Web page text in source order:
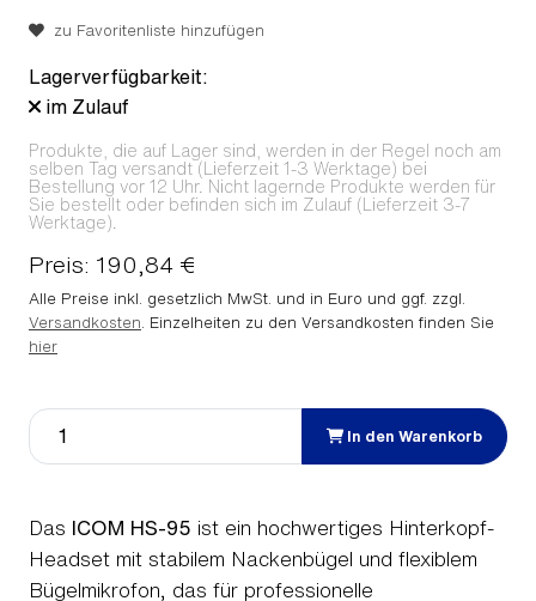
zu Favoritenliste hinzufügen
Lagerverfügbarkeit:
im Zulauf
Produkte, die auf Lager sind, werden in der Regel noch am
selben Tag versandt (Lieferzeit 1-3 Werktage) bei
Bestellung vor 12 Uhr. Nicht lagernde Produkte werden für
Sie bestellt oder befinden sich im Zulauf (Lieferzeit 3-7
Werktage).
Preis: 190,84 €
Alle Preise inkl. gesetzlich MwSt. und in Euro und ggf. zzgl.
Versandkosten . Einzelheiten zu den Versandkosten finden Sie
hier
In den Warenkorb
Das ICOM HS-95 ist ein hochwertiges Hinterkopf-
Headset mit stabilem Nackenbügel und flexiblem
Bügelmikrofon, das für professionelle